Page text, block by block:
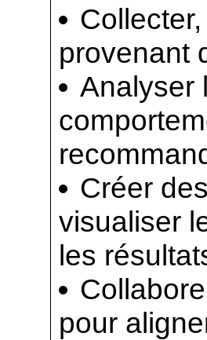
provenant
Analyser
Créer
visualiser
les
pour